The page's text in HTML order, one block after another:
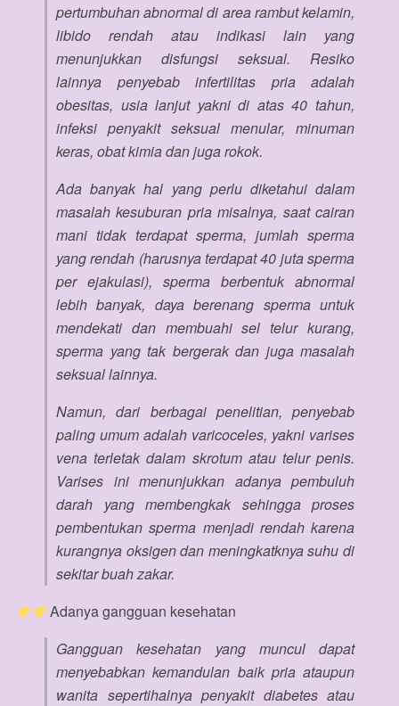
pertumbuhan abnormal di area rambut kelamin,
libido rendah atau indikasi lain yang
menunjukkan disfungsi seksual. Resiko
lainnya penyebab infertilitas pria adalah
obesitas, usia lanjut yakni di atas 40 tahun,
infeksi penyakit seksual menular, minuman
keras, obat kimia dan juga rokok.
Ada banyak hal yang perlu diketahui dalam
masalah kesuburan pria misalnya, saat cairan
mani tidak terdapat sperma, jumlah sperma
yang rendah (harusnya terdapat 40 juta sperma
per ejakulasi), sperma berbentuk abnormal
lebih banyak, daya berenang sperma untuk
mendekati dan membuahi sel telur kurang,
sperma yang tak bergerak dan juga masalah
seksual lainnya.
Namun, dari berbagai penelitian, penyebab
paling umum adalah varicoceles, yakni varises
vena terletak dalam skrotum atau telur penis.
Varises ini menunjukkan adanya pembuluh
darah yang membengkak sehingga proses
pembentukan sperma menjadi rendah karena
kurangnya oksigen dan meningkatknya suhu di
sekitar buah zakar.
Adanya gangguan kesehatan
Gangguan kesehatan yang muncul dapat
menyebabkan kemandulan baik pria ataupun
wanita sepertihalnya penyakit diabetes atau